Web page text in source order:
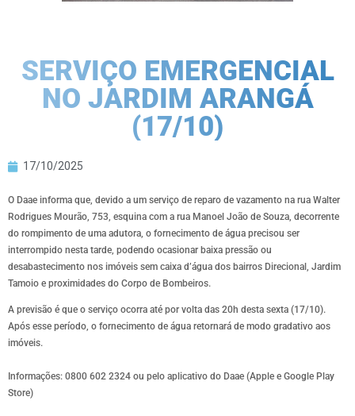
SERVIÇO EMERGENCIAL
NO JARDIM ARANGÁ
(17/10)
17/10/2025
O Daae informa que, devido a um serviço de reparo de vazamento na rua Walter
Rodrigues Mourão, 753, esquina com a rua Manoel João de Souza, decorrente
do rompimento de uma adutora, o fornecimento de água precisou ser
interrompido nesta tarde, podendo ocasionar baixa pressão ou
desabastecimento nos imóveis sem caixa d’água dos bairros Direcional, Jardim
Tamoio e proximidades do Corpo de Bombeiros.
A previsão é que o serviço ocorra até por volta das 20h desta sexta (17/10).
Após esse período, o fornecimento de água retornará de modo gradativo aos
imóveis.
Informações: 0800 602 2324 ou pelo aplicativo do Daae (Apple e Google Play
Store)